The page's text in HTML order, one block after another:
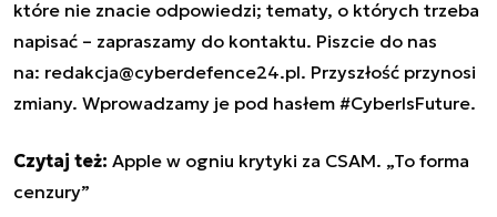
które nie znacie odpowiedzi; tematy, o których trzeba
napisać – zapraszamy do kontaktu. Piszcie do nas
na: redakcja@cyberdefence24.pl. Przyszłość przynosi
zmiany. Wprowadzamy je pod hasłem #CyberIsFuture.
Czytaj też: Apple w ogniu krytyki za CSAM. „To forma
cenzury”